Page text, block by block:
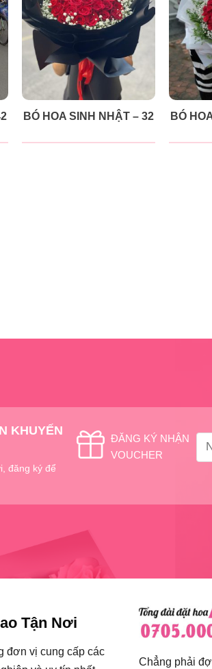
BÓ HOA SINH NHẬT – 32 BÓ
KHUYẾN
đăng ký để
ĐĂNG KÝ NHẬN
VOUCHER
Tận Nơi
đơn vị cung cấp các
Chẳng phải